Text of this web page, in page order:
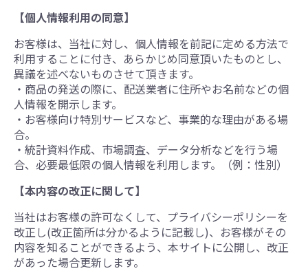
【個人情報利用の同意】
お客様は、当社に対し、個人情報を前記に定める方法で
利用することに付き、あらかじめ同意頂いたものとし、
異議を述べないものさせて頂きます。
・商品の発送の際に、配送業者に住所やお名前などの個
人情報を開示します。
・お客様向け特別サービスなど、事業的な理由がある場
合。
・統計資料作成、市場調査、データ分析などを行う場
合、必要最低限の個人情報を利用します。（例：性別）
【本内容の改正に関して】
当社はお客様の許可なくして、プライバシーポリシーを
改正し(改正箇所は分かるように記載し)、お客様がその
内容を知ることができるよう、本サイトに公開し、改正
があった場合更新します。